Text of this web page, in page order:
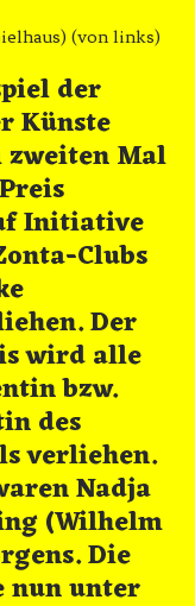
(von links)
der
Künste
Mal
Initiative
Clubs
Der
wird alle
bzw.
des
verliehen.
Nadja
(Wilhelm
Die
nun unter